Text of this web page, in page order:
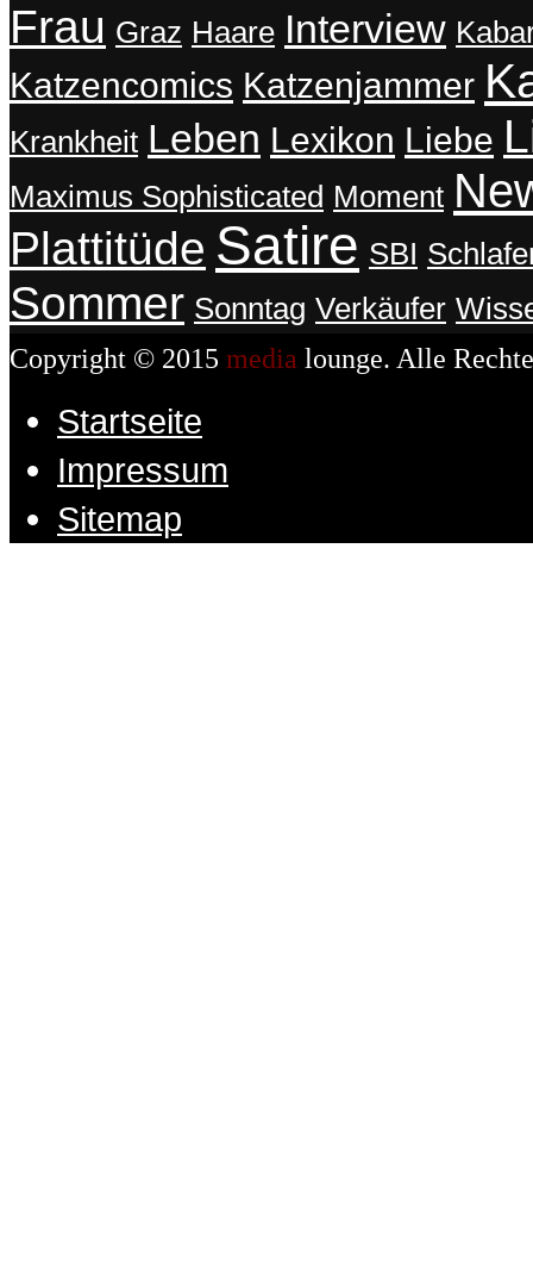
Phänomen, bei dem Menschen bis
zur Besinnlichlosigkeit shoppen.
– Maximus
Bookmarken & Teilen
Frau Graz Haare Interview
Katzencomics Katzenjammer
Krankheit Leben Lexikon Liebe
Maximus Sophisticated Moment
Plattitüde Satire SBI
Sommer Sonntag Verkäufer
Copyright © 2015 media lounge. Alle
Startseite
Impressum
Sitemap